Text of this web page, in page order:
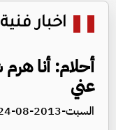
اخبار فنية
أحلام: أنا
عني
السبت-2013-08-24 09:48 am